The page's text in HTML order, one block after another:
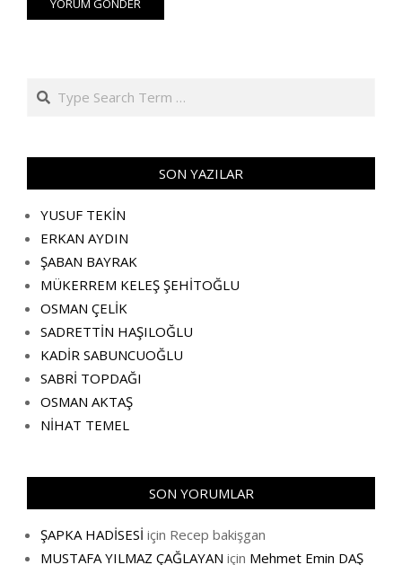
Search
SON YAZILAR
YUSUF TEKİN
ERKAN AYDIN
ŞABAN BAYRAK
MÜKERREM KELEŞ ŞEHİTOĞLU
OSMAN ÇELİK
SADRETTİN HAŞILOĞLU
KADİR SABUNCUOĞLU
SABRİ TOPDAĞI
OSMAN AKTAŞ
NİHAT TEMEL
SON YORUMLAR
ŞAPKA HADİSESİ için Recep bakişgan
MUSTAFA YILMAZ ÇAĞLAYAN için Mehmet Emin DAŞ